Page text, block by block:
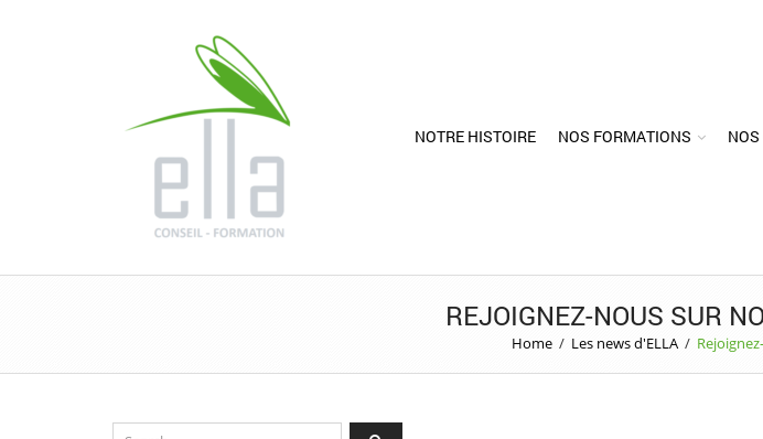
NOTRE HISTOIRE NOS FORMATIONS
REJOIGNEZ-NOUS SUR
Home / Les news d'ELLA /